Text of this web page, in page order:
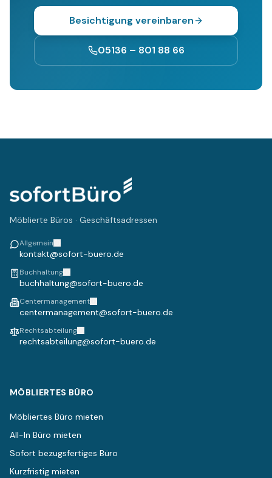
Besichtigung vereinbaren
05136 – 801 88 66
Möblierte Büros · Geschäftsadressen
Allgemein
kontakt@sofort-buero.de
Buchhaltung
buchhaltung@sofort-buero.de
Centermanagement
centermanagement@sofort-buero.de
Rechtsabteilung
rechtsabteilung@sofort-buero.de
MÖBLIERTES BÜRO
Möbliertes Büro mieten
All-In Büro mieten
Sofort bezugsfertiges Büro
Kurzfristig mieten